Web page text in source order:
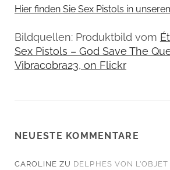
Hier finden Sie Sex Pistols in
Bildquellen: Produktbild vom
Sex Pistols – God Save The
Vibracobra23, on Flickr
NEUESTE KOMMENTARE
CAROLINE ZU DELPHES VON